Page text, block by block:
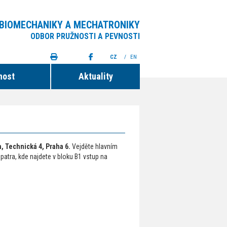
A MECHATRONIKY
ODBOR PRUŽNOSTI A PEVNOSTI
Aktuality
CZ / EN
Technická 4, Praha 6. Vejděte hlavním
kde najdete v bloku B1 vstup na